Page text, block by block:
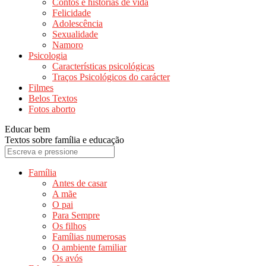
Contos e histórias de vida
Felicidade
Adolescência
Sexualidade
Namoro
Psicologia
Características psicológicas
Traços Psicológicos do carácter
Filmes
Belos Textos
Fotos aborto
Educar bem
Textos sobre família e educação
Família
Antes de casar
A mãe
O pai
Para Sempre
Os filhos
Famílias numerosas
O ambiente familiar
Os avós